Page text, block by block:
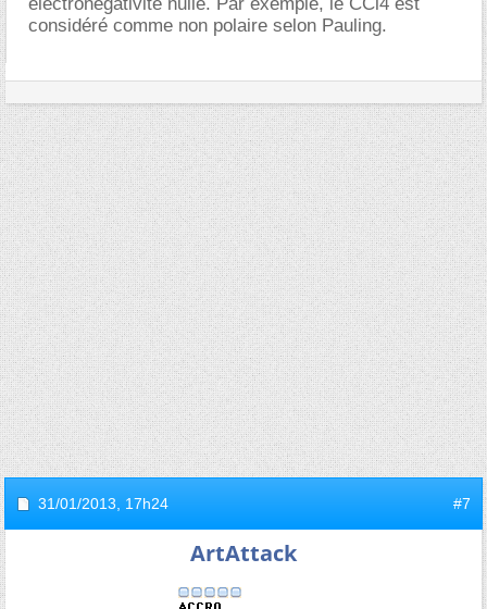
considéré comme non polaire selon Pauling.
31/01/2013, 17h24 #7
ArtAttack